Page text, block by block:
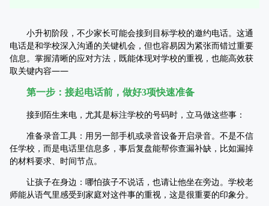
小升初阶段，不少家长可能会接到目标学校的邀约电话。这通
电话是和学校深入沟通的关键机会，但也容易因为紧张而错过重要
信息。掌握清晰的应对方法，既能体现对学校的重视，也能高效获
取关键内容——
第一步：接起电话前，做好3项快速准备
接到陌生来电，尤其是标注学校的号码时，立马做这些事：
准备录音工具：用另一部手机或录音设备开启录音。不是不信
任学校，而是电话里信息多，事后复盘能帮你查漏补缺，比如漏掉
的材料要求、时间节点。
让孩子在身边：哪怕孩子不说话，也请让他坐在旁边。学校老
师能从语气里感受到家庭对这件事的重视，这是很重要的印象分。